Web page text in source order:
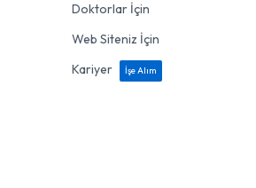
Doktorlar İçin
Web Siteniz İçin
Kariyer
İşe Alım